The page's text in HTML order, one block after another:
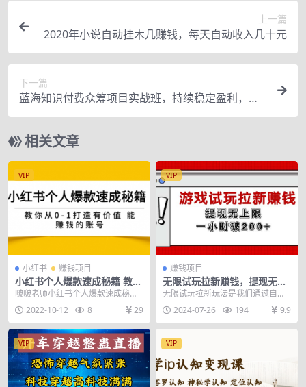
上一篇
2020年小说自动挂木几赚钱，每天自动收入几十元
下一篇
蓝海知识付费众筹项目实战班，持续稳定盈利，实
战月入3-5w项目
相关文章
VIP
小红书 赚钱项目
小红书个人爆款速成秘籍 教你
从0-1打造有价值 能赚钱的账
号（原价599）
啵啵老师小红书个人爆款速成秘籍
&#8203;教你从0-1玩转小红书
2022-10-12 8 29
VIP
赚钱项目
无限试玩拉新赚钱，提现无上
限，一小时直接破200+
无限试玩拉新玩法是我们通过自己
实操测试的落地项目，项目的优势
在于可以无风控的去大...
2024-07-26 194 9.9
VIP VIP